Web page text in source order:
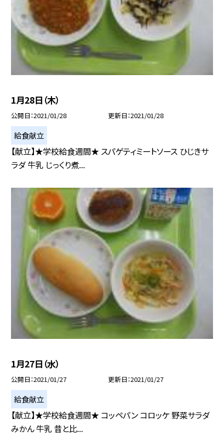
1月28日（木）
公開日 2021/01/28 更新日 2021/01/28
給食献立
【献立】★学校給食週間★ スパゲティミートソース ひじきサ
ラダ 牛乳 じっくり煮...
1月27日（水）
公開日 2021/01/27 更新日 2021/01/27
給食献立
【献立】★学校給食週間★ コッペパン コロッケ 野菜サラダ
みかん 牛乳 昔と比...